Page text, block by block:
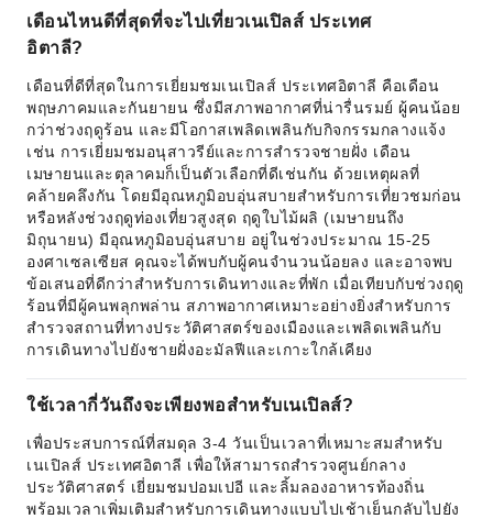
เดือนไหนดีที่สุดที่จะไปเที่ยวเนเปิลส์ ประเทศ
อิตาลี?
เดือนที่ดีที่สุดในการเยี่ยมชมเนเปิลส์ ประเทศอิตาลี คือเดือน
พฤษภาคมและกันยายน ซึ่งมีสภาพอากาศที่น่ารื่นรมย์ ผู้คนน้อย
กว่าช่วงฤดูร้อน และมีโอกาสเพลิดเพลินกับกิจกรรมกลางแจ้ง
เช่น การเยี่ยมชมอนุสาวรีย์และการสำรวจชายฝั่ง เดือน
เมษายนและตุลาคมก็เป็นตัวเลือกที่ดีเช่นกัน ด้วยเหตุผลที่
คล้ายคลึงกัน โดยมีอุณหภูมิอบอุ่นสบายสำหรับการเที่ยวชมก่อน
หรือหลังช่วงฤดูท่องเที่ยวสูงสุด ฤดูใบไม้ผลิ (เมษายนถึง
มิถุนายน) มีอุณหภูมิอบอุ่นสบาย อยู่ในช่วงประมาณ 15-25
องศาเซลเซียส คุณจะได้พบกับผู้คนจำนวนน้อยลง และอาจพบ
ข้อเสนอที่ดีกว่าสำหรับการเดินทางและที่พัก เมื่อเทียบกับช่วงฤดู
ร้อนที่มีผู้คนพลุกพล่าน สภาพอากาศเหมาะอย่างยิ่งสำหรับการ
สำรวจสถานที่ทางประวัติศาสตร์ของเมืองและเพลิดเพลินกับ
การเดินทางไปยังชายฝั่งอะมัลฟีและเกาะใกล้เคียง
ใช้เวลากี่วันถึงจะเพียงพอสำหรับเนเปิลส์?
เพื่อประสบการณ์ที่สมดุล 3-4 วันเป็นเวลาที่เหมาะสมสำหรับ
เนเปิลส์ ประเทศอิตาลี เพื่อให้สามารถสำรวจศูนย์กลาง
ประวัติศาสตร์ เยี่ยมชมปอมเปอี และลิ้มลองอาหารท้องถิ่น
พร้อมเวลาเพิ่มเติมสำหรับการเดินทางแบบไปเช้าเย็นกลับไปยัง